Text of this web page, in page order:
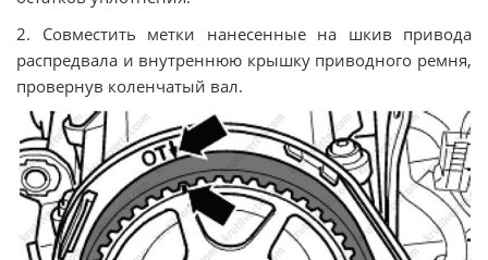
2. Совместить метки нанесенные на шкив привода
распредвала и внутреннюю крышку приводного ремня,
провернув коленчатый вал.